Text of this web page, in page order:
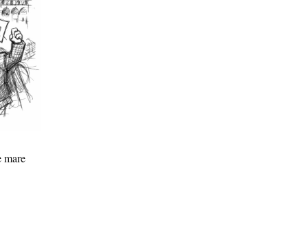
mare